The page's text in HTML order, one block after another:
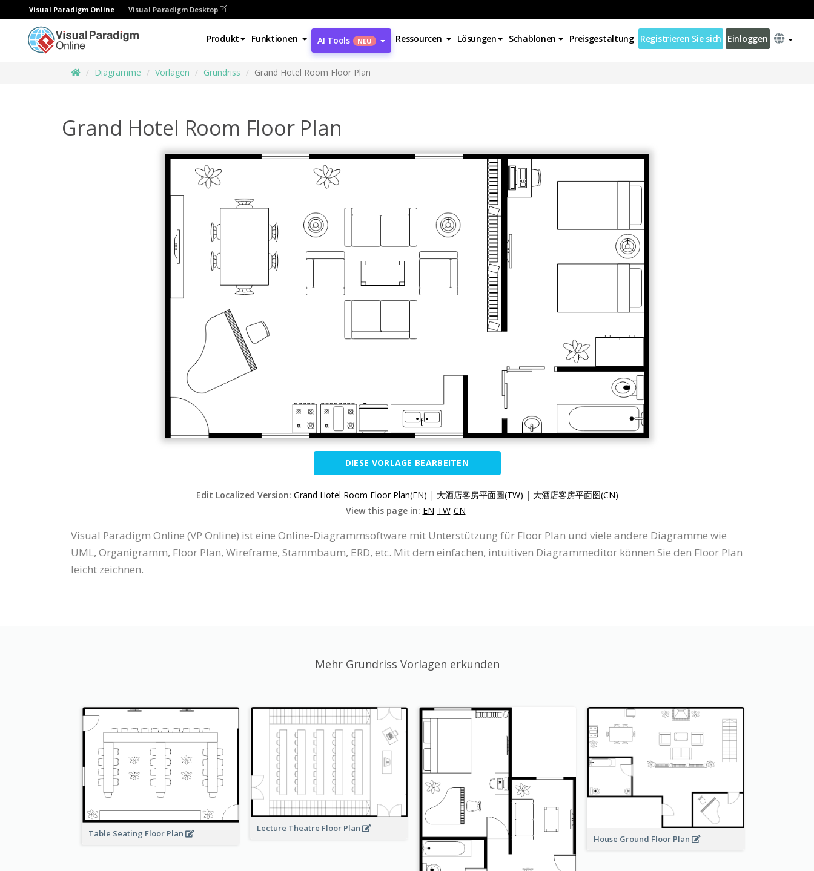
Visual Paradigm Online Visual Paradigm Desktop
Produkt Funktionen AI Tools NEU Ressourcen Lösungen Schablonen Preisgestaltung Registrieren Sie sich Einloggen
Diagramme Vorlagen Grundriss Grand Hotel Room Floor Plan
Grand Hotel Room Floor Plan
DIESE VORLAGE BEARBEITEN
Edit Localized Version: Grand Hotel Room Floor Plan(EN) | 大酒店客房平面圖(TW) | 大酒店客房平面图(CN)
View this page in: EN TW CN
Visual Paradigm Online (VP Online) ist eine Online-Diagrammsoftware mit Unterstützung für Floor Plan und viele andere Diagramme wie
UML, Organigramm, Floor Plan, Wireframe, Stammbaum, ERD, etc. Mit dem einfachen, intuitiven Diagrammeditor können Sie den Floor Plan
leicht zeichnen.
Mehr Grundriss Vorlagen erkunden
Table Seating Floor Plan
Lecture Theatre Floor Plan
House Ground Floor Plan